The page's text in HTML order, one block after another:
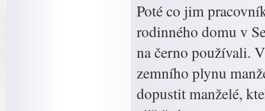
Poté co jim
rodinného domu v
na černo používali.
zemního plynu
dopustit manželé,